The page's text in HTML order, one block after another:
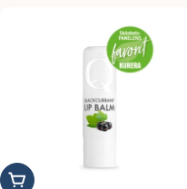
Lisää ostoskoriin